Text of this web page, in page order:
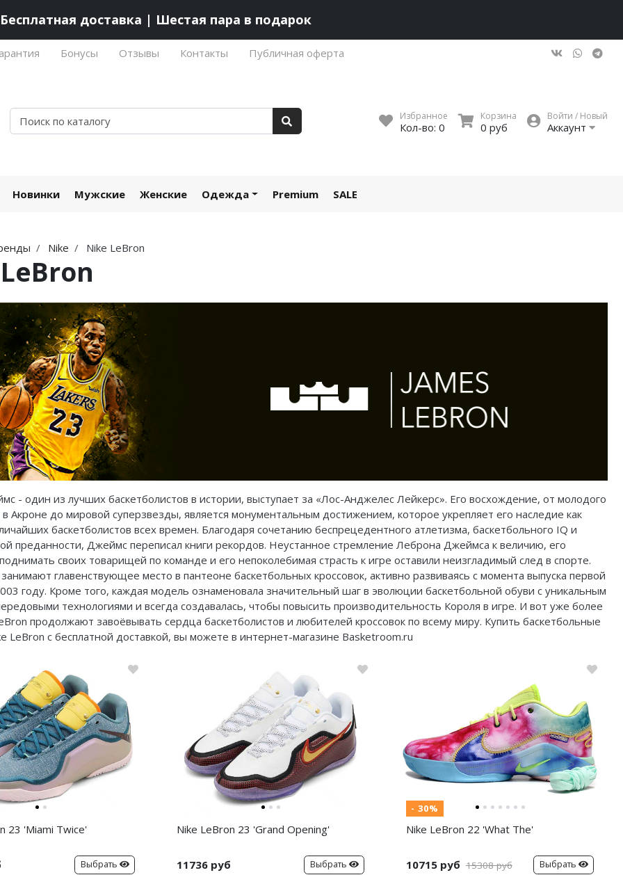
Бесплатная доставка | Шестая пара в подарок
Бонусы Отзывы Контакты Публичная оферта
Избранное
Кол-во: 0
Корзина
0 руб
Войти / Новый
Аккаунт
Новинки Мужские Женские Одежда Premium SALE
Nike Nike LeBron
- один из лучших баскетболистов в истории, выступает за «Лос-Анджелес Лейкерс». Его восхождение, от молодого
Акроне до мировой суперзвезды, является монументальным достижением, которое укрепляет его наследие как
баскетболистов всех времен. Благодаря сочетанию беспрецедентного атлетизма, баскетбольного IQ и
преданности, Джеймс переписал книги рекордов. Неустанное стремление Леброна Джеймса к величию, его
своих товарищей по команде и его непоколебимая страсть к игре оставили неизгладимый след в спорте.
главенствующее место в пантеоне баскетбольных кроссовок, активно развиваясь с момента выпуска первой
году. Кроме того, каждая модель ознаменовала значительный шаг в эволюции баскетбольной обуви с уникальным
технологиями и всегда создавалась, чтобы повысить производительность Короля в игре. И вот уже более
продолжают завоёвывать сердца баскетболистов и любителей кроссовок по всему миру. Купить баскетбольные
LeBron с бесплатной доставкой, вы можете в интернет-магазине Basketroom.ru
23 'Miami Twice'
Выбрать
Nike LeBron 23 'Grand Opening'
11736 руб Выбрать
- 30%
Nike LeBron 22 'What The'
10715 руб 15308 руб Выбрать